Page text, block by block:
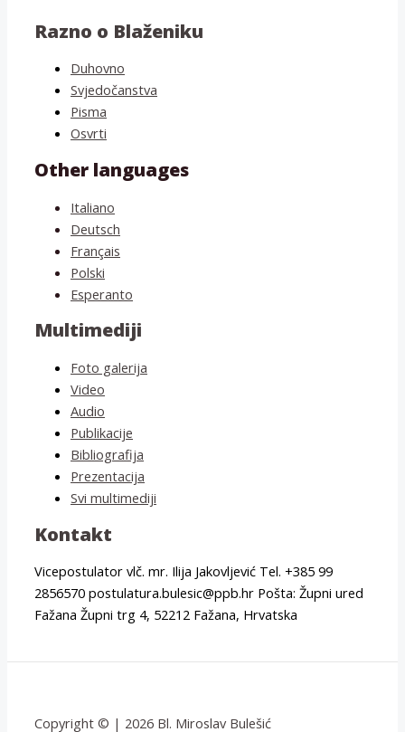
Razno o Blaženiku
Duhovno
Svjedočanstva
Pisma
Osvrti
Other languages
Italiano
Deutsch
Français
Polski
Esperanto
Multimediji
Foto galerija
Video
Audio
Publikacije
Bibliografija
Prezentacija
Svi multimediji
Kontakt
Vicepostulator vlč. mr. Ilija Jakovljević Tel. +385 99
2856570 postulatura.bulesic@ppb.hr Pošta: Župni ured
Fažana Župni trg 4, 52212 Fažana, Hrvatska
Copyright © | 2026 Bl. Miroslav Bulešić